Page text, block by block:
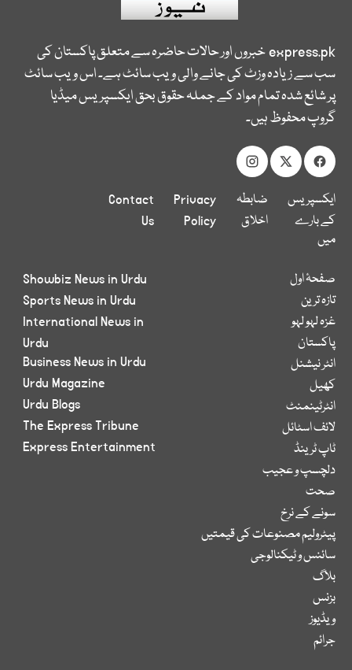
express.pkخبروں اور حالات حاضرہ سے متعلق پاکستان کی
سب سے زیادہ وزٹ کی جانے والی ویب سائٹ ہے۔ اس ویب سائٹ
پر شائع شدہ تمام مواد کے جملہ حقوق بحق ایکسپریس میڈیا
گروپ محفوظ ہیں۔
ایکسپریس
کے بارے
میں
ضابطہ
اخلاق
Privacy
Policy
Contact
Us
صفحۂ اول
تازہ ترین
غزہ لہو لہو
پاکستان
انٹر نیشنل
کھیل
انٹرٹینمنٹ
لائف اسٹائل
ٹاپ ٹرینڈ
دلچسپ و عجیب
صحت
سونے کے نرخ
پیٹرولیم مصنوعات کی قیمتیں
سائنس و ٹیکنالوجی
بلاگ
بزنس
ویڈیوز
جرائم
Showbiz News in Urdu
Sports News in Urdu
International News in
Urdu
Business News in Urdu
Urdu Magazine
Urdu Blogs
The Express Tribune
Express Entertainment